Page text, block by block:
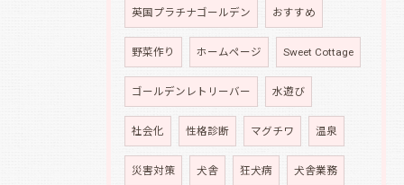
英国プラチナゴールデン おすすめ
野菜作り ホームページ Sweet Cottage
ゴールデンレトリーバー 水遊び
社会化 性格診断 マグチワ 温泉
災害対策 犬舎 狂犬病 犬舎業務